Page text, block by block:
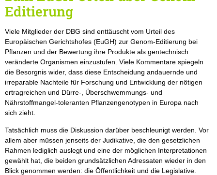
Editierung
Viele Mitglieder der DBG sind enttäuscht vom Urteil des
Europäischen Gerichtshofes (EuGH) zur Genom-Editierung bei
Pflanzen und der Bewertung ihre Produkte als gentechnisch
veränderte Organismen einzustufen. Viele Kommentare spiegeln
die Besorgnis wider, dass diese Entscheidung andauernde und
irreparable Nachteile für Forschung und Entwicklung der nötigen
ertragreichen und Dürre-, Überschwemmungs- und
Nährstoffmangel-toleranten Pflanzengenotypen in Europa nach
sich zieht.
Tatsächlich muss die Diskussion darüber beschleunigt werden. Vor
allem aber müssen jenseits der Judikative, die den gesetzlichen
Rahmen lediglich auslegt und eine der möglichen Interpretationen
gewählt hat, die beiden grundsätzlichen Adressaten wieder in den
Blick genommen werden: die Öffentlichkeit und die Legislative.